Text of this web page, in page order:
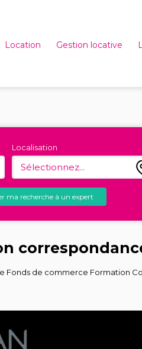
Location Gestion locative
Localisation
Sélectionnez...
ma recherche à un expert
Fonds de commerce Formation